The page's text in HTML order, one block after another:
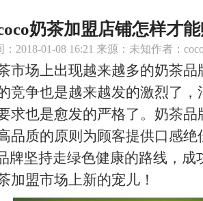
奶茶加盟店铺怎样才
：2018-01-08 16:21 来源：未知作者：
场上出现越来越多的奶茶品
竞争也是越来越发的激烈了，
求也是愈发的严格了。奶茶
品质的原则为顾客提供口感绝
牌坚持走绿色健康的路线，成
加盟市场上新的宠儿！